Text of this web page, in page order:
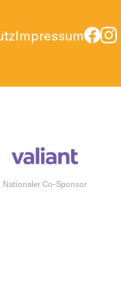
Impressum
Nationaler Co-Sponsor